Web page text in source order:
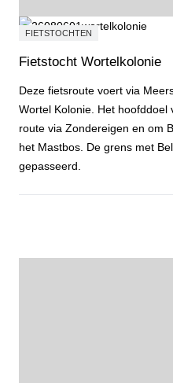
FIETSTOCHTEN
Fietstocht Wortelkolonie
Deze fietsroute voert via
Wortel Kolonie. Het
route via Zondereigen en om
het Mastbos. De grens met
gepasseerd.